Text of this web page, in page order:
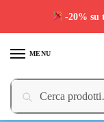
MENU
Cerca:
Cerca
-20% su